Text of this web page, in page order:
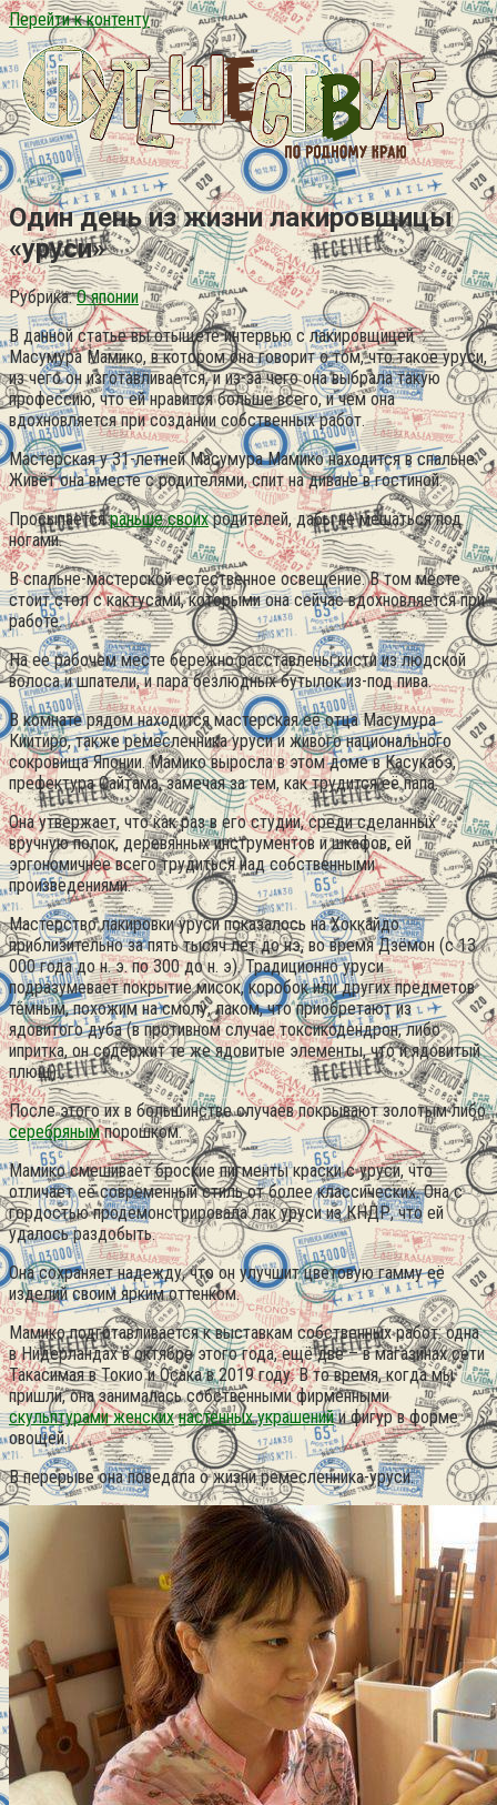
Перейти к контенту
Один день из жизни лакировщицы
«уруси»
Рубрика: О японии
В данной статье вы отыщете интервью с лакировщицей
Масумура Мамико, в котором она говорит о том, что такое уруси,
из чего он изготавливается, и из-за чего она выбрала такую
профессию, что ей нравится больше всего, и чем она
вдохновляется при создании собственных работ.
Мастерская у 31-летней Масумура Мамико находится в спальне.
Живёт она вместе с родителями, спит на диване в гостиной.
Просыпаетсяраньше своихродителей, дабы не мешаться под
ногами.
В спальне-мастерской естественное освещение. В том месте
стоит стол с кактусами, которыми она сейчас вдохновляется при
работе.
На ее рабочем месте бережно расставлены кисти из людской
волоса и шпатели, и пара безлюдных бутылок из-под пива.
В комнате рядом находится мастерская её отца Масумура
Киитиро, также ремесленника уруси и живого национального
сокровища Японии. Мамико выросла в этом доме в Касукабэ,
префектура Сайтама, замечая за тем, как трудится её папа.
Она утвержает, что как раз в его студии, среди сделанных
вручную полок, деревянных инструментов и шкафов, ей
эргономичнее всего трудиться над собственными
произведениями.
Мастерство лакировки уруси показалось на Хоккайдо
приблизительно за пять тысяч лет до нэ, во время Дзёмон (с 13
000 года до н. э. по 300 до н. э). Традиционно уруси
подразумевает покрытие мисок, коробок или других предметов
тёмным, похожим на смолу, лаком, что приобретают из
ядовитого дуба (в противном случае токсикодендрон, либо
ипритка, он содержит те же ядовитые элементы, что и ядовитый
плющ).
После этого их в большинстве случаев покрывают золотым либо
серебрянымпорошком.
Мамико смешивает броские пигменты краски с уруси, что
отличает её современный стиль от более классических. Она с
гордостью продемонстрировала лак уруси из КНДР, что ей
удалось раздобыть.
Она сохраняет надежду, что он улучшит цветовую гамму её
изделий своим ярким оттенком.
Мамико подготавливается к выставкам собственных работ: одна
в Нидерландах в октябре этого года, ещё две – в магазинах сети
Такасимая в Токио и Осака в 2019 году. В то время, когда мы
пришли, она занималась собственными фирменными
скульптурами женских настенных украшенийи фигур в форме
овощей.
В перерыве она поведала о жизни ремесленника-уруси.